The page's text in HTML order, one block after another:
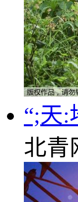
“;天:
北青